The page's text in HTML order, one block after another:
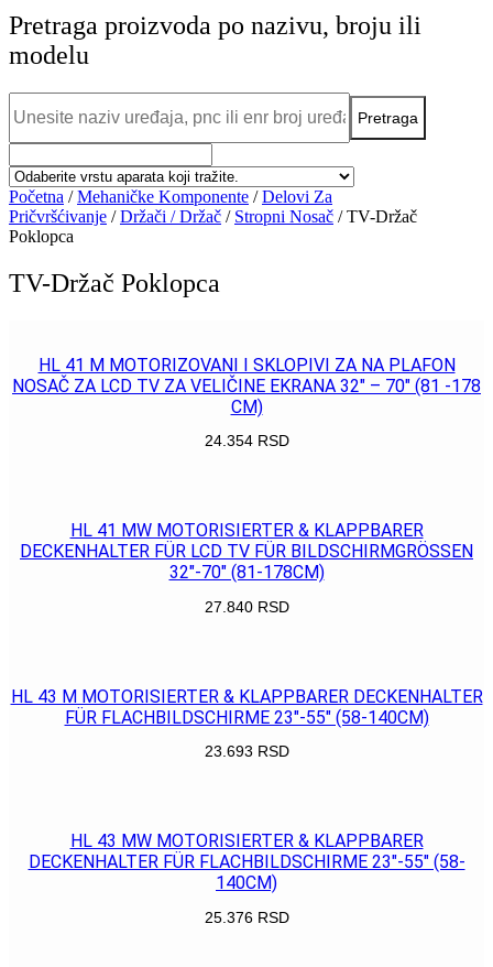
Pretraga proizvoda po nazivu, broju ili
modelu
Početna /Mehaničke Komponente /Delovi Za
Pričvršćivanje /Držači / Držač / Stropni Nosač / TV-Držač
Poklopca
TV-Držač Poklopca
HL 41 M MOTORIZOVANI I SKLOPIVI ZA NA PLAFON
NOSAČ ZA LCD TV ZA VELIČINE EKRANA 32″ – 70″ (81 -178
CM)
24.354 RSD
HL 41 MW MOTORISIERTER & KLAPPBARER
DECKENHALTER FÜR LCD TV FÜR BILDSCHIRMGRÖSSEN
32″-70″ (81-178CM)
27.840 RSD
HL 43 M MOTORISIERTER & KLAPPBARER DECKENHALTER
FÜR FLACHBILDSCHIRME 23″-55″ (58-140CM)
23.693 RSD
HL 43 MW MOTORISIERTER & KLAPPBARER
DECKENHALTER FÜR FLACHBILDSCHIRME 23″-55″ (58-
140CM)
25.376 RSD